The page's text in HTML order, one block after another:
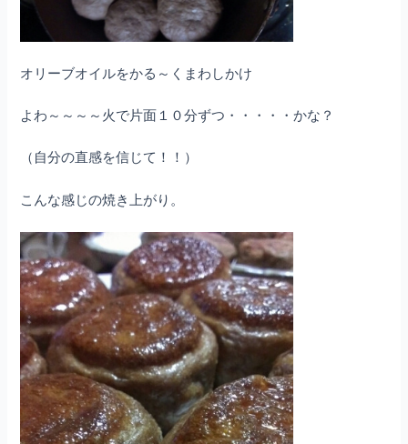
オリーブオイルをかる～くまわしかけ
よわ～～～～火で片面１０分ずつ・・・・・かな？
（自分の直感を信じて！！）
こんな感じの焼き上がり。